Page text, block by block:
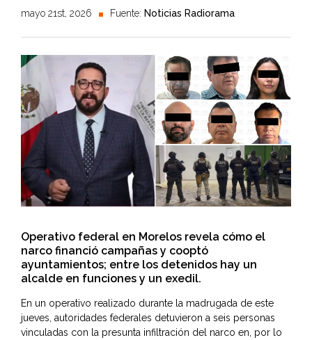
mayo 21st, 2026 Fuente: Noticias Radiorama
Operativo federal en Morelos revela cómo el
narco financió campañas y cooptó
ayuntamientos; entre los detenidos hay un
alcalde en funciones y un exedil.
En un operativo realizado durante la madrugada de este
jueves, autoridades federales detuvieron a seis personas
vinculadas con la presunta infiltración del narco en, por lo